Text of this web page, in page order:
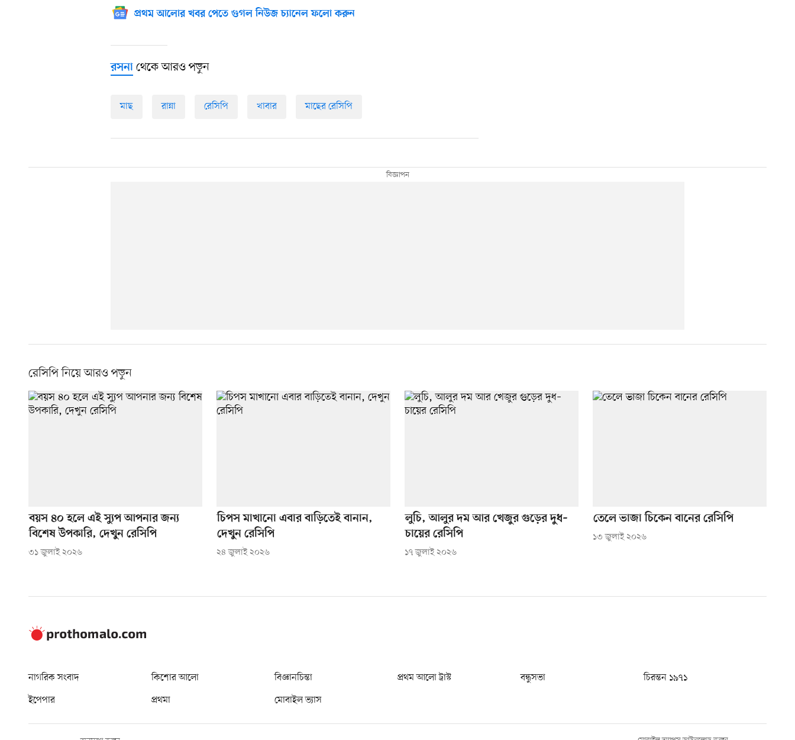
প্রথম আলোর খবর পেতে গুগল নিউজ চ্যানেল ফলো করুন
রসনা থেকে আরও পড়ুন
মাছ রান্না রেসিপি খাবার মাছের রেসিপি
রেসিপি নিয়ে আরও পড়ুন
বয়স ৪০ হলে এই স্যুপ আপনার জন্য
বিশেষ উপকারি, দেখুন রেসিপি
৩১ জুলাই ২০২৬
চিপস মাখানো এবার বাড়িতেই বানান,
দেখুন রেসিপি
২৪ জুলাই ২০২৬
লুচি, আলুর দম আর খেজুর গুড়ের দুধ–
চায়ের রেসিপি
১৭ জুলাই ২০২৬
তেলে ভাজা চিকেন বানের রেসিপি
১৩ জুলাই ২০২৬
নাগরিক সংবাদ কিশোর আলো বিজ্ঞানচিন্তা প্রথম আলো ট্রাস্ট বন্ধুসভা
চিরন্তন ১৯৭১
ইপেপার
প্রথমা মোবাইল ভ্যাস